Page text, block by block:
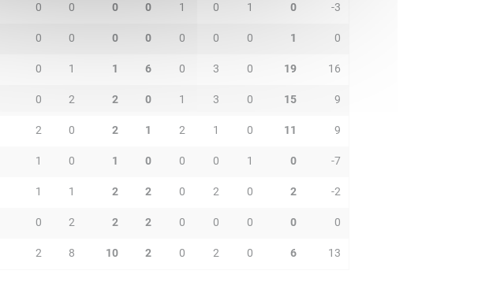
0 0 0 0 1 0 1 0 -3
0 0 0 0 0 0 0 1 0
0 1 1 6 0 3 0 19 16
0 2 2 0 1 3 0 15 9
2 0 2 1 2 1 0 11 9
1 0 1 0 0 0 1 0 -7
1 1 2 2 0 2 0 2 -2
0 2 2 2 0 0 0 0 0
2 8 10 2 0 2 0 6 13